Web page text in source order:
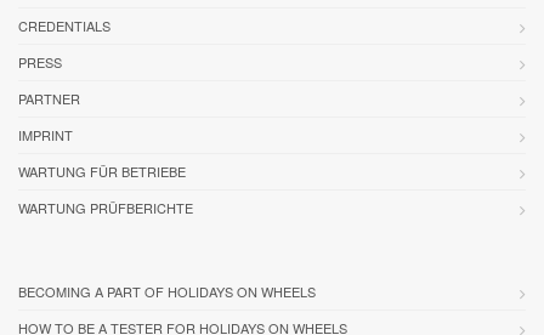
CREDENTIALS
PRESS
PARTNER
IMPRINT
WARTUNG FÜR BETRIEBE
WARTUNG PRÜFBERICHTE
BECOMING A PART OF HOLIDAYS ON WHEELS
HOW TO BE A TESTER FOR HOLIDAYS ON WHEELS